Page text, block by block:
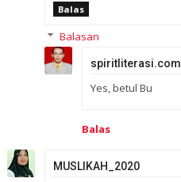
Balas
Balasan
spiritliterasi.com
Yes, betul Bu
Balas
MUSLIKAH_2020